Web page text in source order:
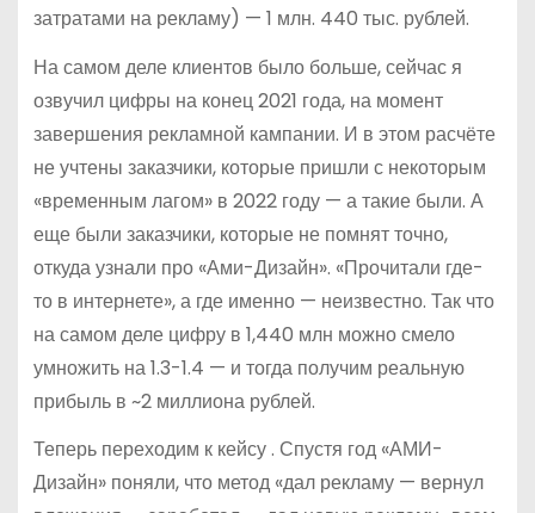
затратами на рекламу) — 1 млн. 440 тыс. рублей.
На самом деле клиентов было больше, сейчас я
озвучил цифры на конец 2021 года, на момент
завершения рекламной кампании. И в этом расчёте
не учтены заказчики, которые пришли с некоторым
«временным лагом» в 2022 году — а такие были. А
еще были заказчики, которые не помнят точно,
откуда узнали про «Ами-Дизайн». «Прочитали где-
то в интернете», а где именно — неизвестно. Так что
на самом деле цифру в 1,440 млн можно смело
умножить на 1.3-1.4 — и тогда получим реальную
прибыль в ~2 миллиона рублей.
Теперь переходим к кейсу . Спустя год «АМИ-
Дизайн» поняли, что метод «дал рекламу — вернул